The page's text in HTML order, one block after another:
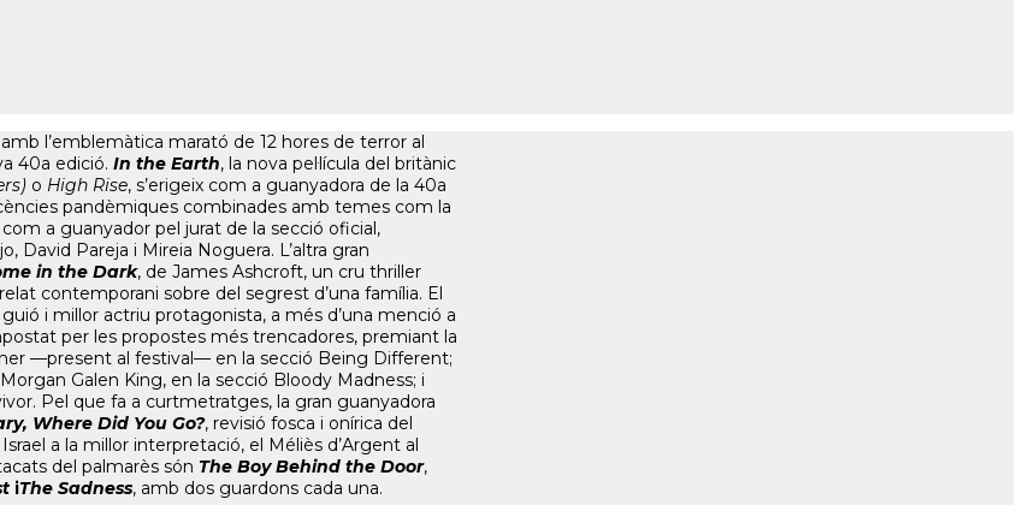
l’emblemàtica marató de 12 hores de terror al
40a edició.In the Earth, la nova pel·lícula del britànic
o High Rise, s’erigeix com a guanyadora de la 40a
pandèmiques combinades amb temes com la
a guanyador pel jurat de la secció oficial,
David Pareja i Mireia Noguera. L’altra gran
in the Dark, de James Ashcroft, un cru thriller
contemporani sobre del segrest d’una família. El
i millor actriu protagonista, a més d’una menció a
per les propostes més trencadores, premiant la
—present al festival— en la secció Being Different;
Galen King, en la secció Bloody Madness; i
Pel que fa a curtmetratges, la gran guanyadora
Where Did You Go?, revisió fosca i onírica del
a la millor interpretació, el Méliès d’Argent al
del palmarès són The Boy Behind the Door,
iThe Sadness, amb dos guardons cada una.